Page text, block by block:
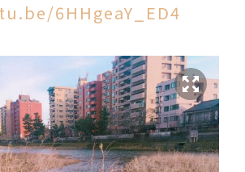
6HHgeaY_ED4